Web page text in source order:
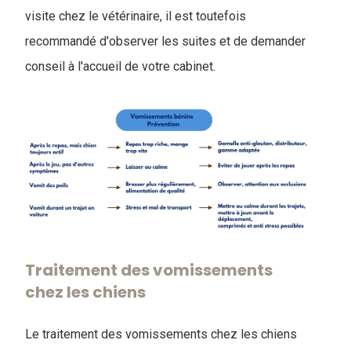
visite chez le vétérinaire, il est toutefois
recommandé d'observer les suites et de demander
conseil à l'accueil de votre cabinet.
Traitement des vomissements
chez les chiens
Le traitement des vomissements chez les chiens